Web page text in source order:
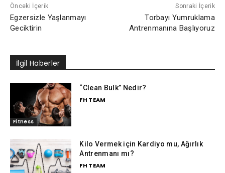
Önceki İçerik
Egzersizle Yaşlanmayı
Geciktirin
Sonraki İçerik
Torbayı Yumruklama
Antrenmanına Başlıyoruz
İlgil Haberler
Fitness
“Clean Bulk” Nedir?
FH TEAM
Kilo Vermek için Kardiyo mu, Ağırlık
Antrenmanı mı?
FH TEAM